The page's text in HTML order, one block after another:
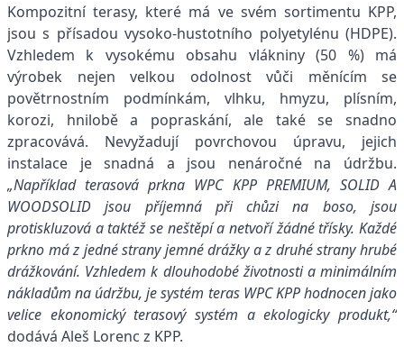
Kompozitní terasy, které má ve svém sortimentu KPP,
jsou s přísadou vysoko-hustotního polyetylénu (HDPE).
Vzhledem k vysokému obsahu vlákniny (50 %) má
výrobek nejen velkou odolnost vůči měnícím se
povětrnostním podmínkám, vlhku, hmyzu, plísním,
korozi, hnilobě a popraskání, ale také se snadno
zpracovává. Nevyžadují povrchovou úpravu, jejich
instalace je snadná a jsou nenáročné na údržbu.
„Například terasová prkna WPC KPP PREMIUM, SOLID A
WOODSOLIDjsou příjemná při chůzi na boso, jsou
protiskluzová a taktéž se neštěpí a netvoří žádné třísky. Každé
prkno má z jedné strany jemné drážky a z druhé strany hrubé
drážkování. Vzhledem k dlouhodobé životnosti a minimálním
nákladům na údržbu, je systém teras WPC KPP hodnocen jako
velice ekonomický terasový systém a ekologicky produkt,“
dodává Aleš Lorenc z KPP.